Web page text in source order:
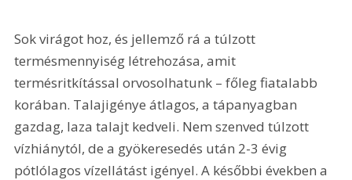
Sok virágot hoz, és jellemző rá a túlzott
termésmennyiség létrehozása, amit
termésritkítással orvosolhatunk – főleg fiatalabb
korában. Talajigénye átlagos, a tápanyagban
gazdag, laza talajt kedveli. Nem szenved túlzott
vízhiánytól, de a gyökeresedés után 2-3 évig
pótlólagos vízellátást igényel. A későbbi években a